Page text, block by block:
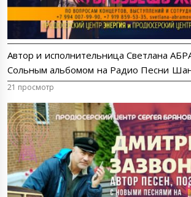
Автор и исполнительница Светлана
Сольным альбомом на Радио Песни
21 просмотр